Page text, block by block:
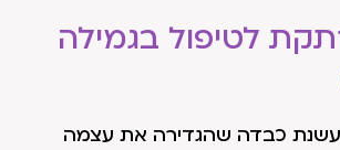
לטיפול בגמילה
כבדה שהגדירה את עצמה